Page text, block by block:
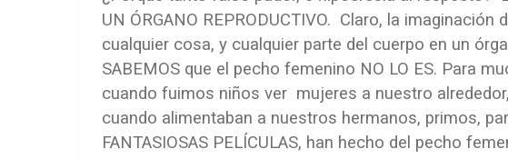
UN ÓRGANO REPRODUCTIVO. Claro, la
cualquier cosa, y cualquier parte del cuerpo en un
SABEMOS que el pecho femenino NO LO ES. Para
cuando fuimos niños ver mujeres a nuestro
cuando alimentaban a nuestros hermanos, primos,
FANTASIOSAS PELÍCULAS, han hecho del pecho